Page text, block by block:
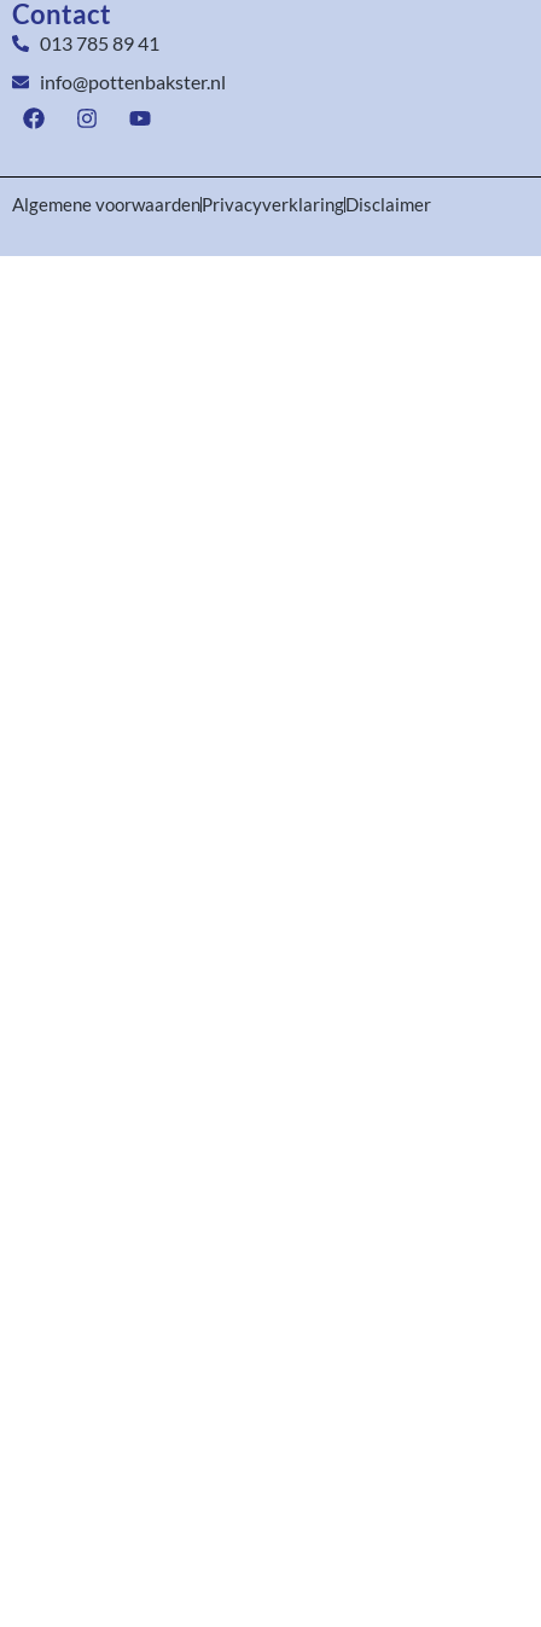
Contact
013 785 89 41
info@pottenbakster.nl
Algemene voorwaardenPrivacyverklaringDisclaimer